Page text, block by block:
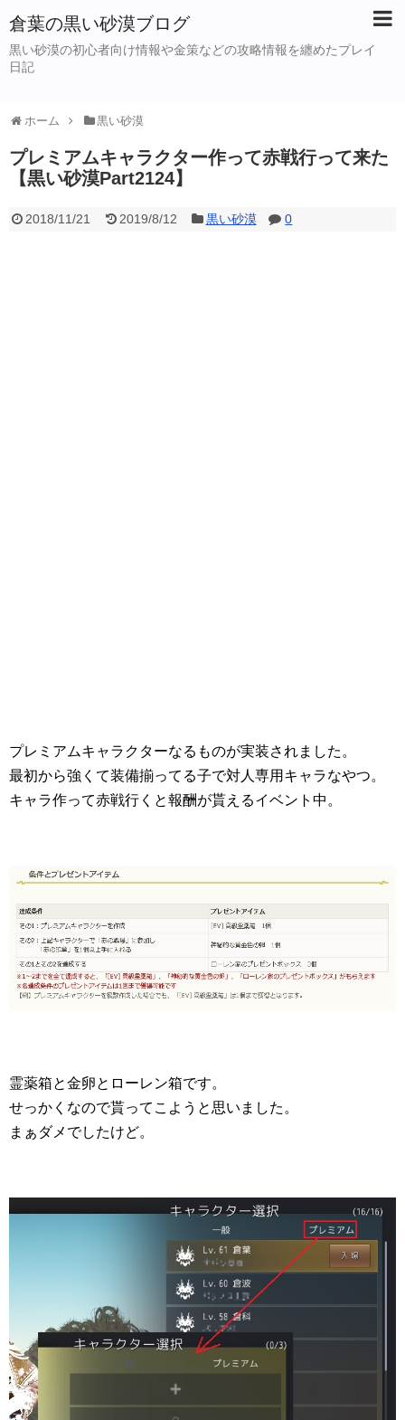
倉葉の黒い砂漠ブログ
黒い砂漠の初心者向け情報や金策などの攻略情報を纏めたプレイ
日記
ホーム 黒い砂漠
プレミアムキャラクター作って赤戦行って来た
【黒い砂漠Part2124】
2018/11/21 2019/8/12 黒い砂漠 0
プレミアムキャラクターなるものが実装されました。
最初から強くて装備揃ってる子で対人専用キャラなやつ。
キャラ作って赤戦行くと報酬が貰えるイベント中。
霊薬箱と金卵とローレン箱です。
せっかくなので貰ってこようと思いました。
まぁダメでしたけど。